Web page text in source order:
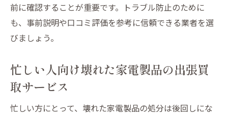
前に確認することが重要です。トラブル防止のために
も、事前説明や口コミ評価を参考に信頼できる業者を選
びましょう。
忙しい人向け壊れた家電製品の出張買
取サービス
忙しい方にとって、壊れた家電製品の処分は後回しにな